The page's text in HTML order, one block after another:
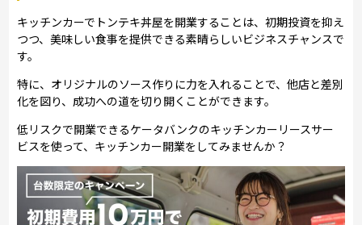
キッチンカーでトンテキ丼屋を開業することは、初期投資を抑え
つつ、美味しい食事を提供できる素晴らしいビジネスチャンスで
す。
特に、オリジナルのソース作りに力を入れることで、他店と差別
化を図り、成功への道を切り開くことができます。
低リスクで開業できるケータバンクのキッチンカーリースサー
ビスを使って、キッチンカー開業をしてみませんか？